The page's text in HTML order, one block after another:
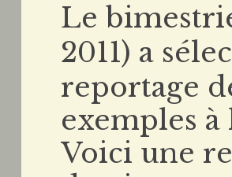
Le
2011) a
reportage
exemples
Voici une